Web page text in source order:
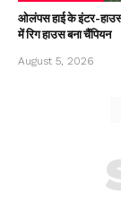
ओलंपस हाई के इंटर-हाउस
में रिग हाउस बना चैंपियन
August 5, 2026